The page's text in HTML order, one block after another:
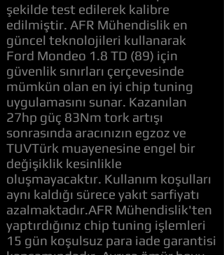
şekilde test edilerek kalibre
edilmiştir. AFR Mühendislik en
güncel teknolojileri kullanarak
Ford Mondeo 1.8 TD (89) için
güvenlik sınırları çerçevesinde
mümkün olan en iyi chip tuning
uygulamasını sunar. Kazanılan
27hp güç 83Nm tork artışı
sonrasında aracınızın egzoz ve
TUVTürk muayenesine engel bir
değişiklik kesinlikle
oluşmayacaktır. Kullanım koşulları
aynı kaldığı sürece yakıt sarfiyatı
azalmaktadır.AFR Mühendislik'ten
yaptırdığınız chip tuning işlemleri
15 gün koşulsuz para iade garantisi